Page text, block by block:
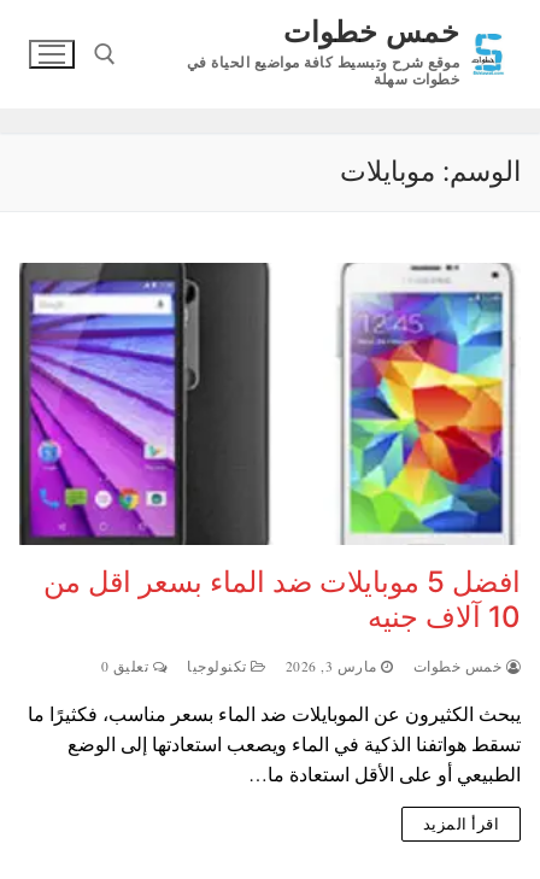
المحتوى
خمس خطوات
موقع شرح وتبسيط كافة مواضيع الحياة في
خطوات سهلة
الوسم: موبايلات
افضل 5 موبايلات ضد الماء بسعر اقل من
10 آلاف جنيه
خمس خطوات مارس 3, 2026 تكنولوجيا تعليق 0
يبحث الكثيرون عن الموبايلات ضد الماء بسعر مناسب، فكثيرًا ما
تسقط هواتفنا الذكية في الماء ويصعب استعادتها إلى الوضع
الطبيعي أو على الأقل استعادة ما…
اقرأ المزيد